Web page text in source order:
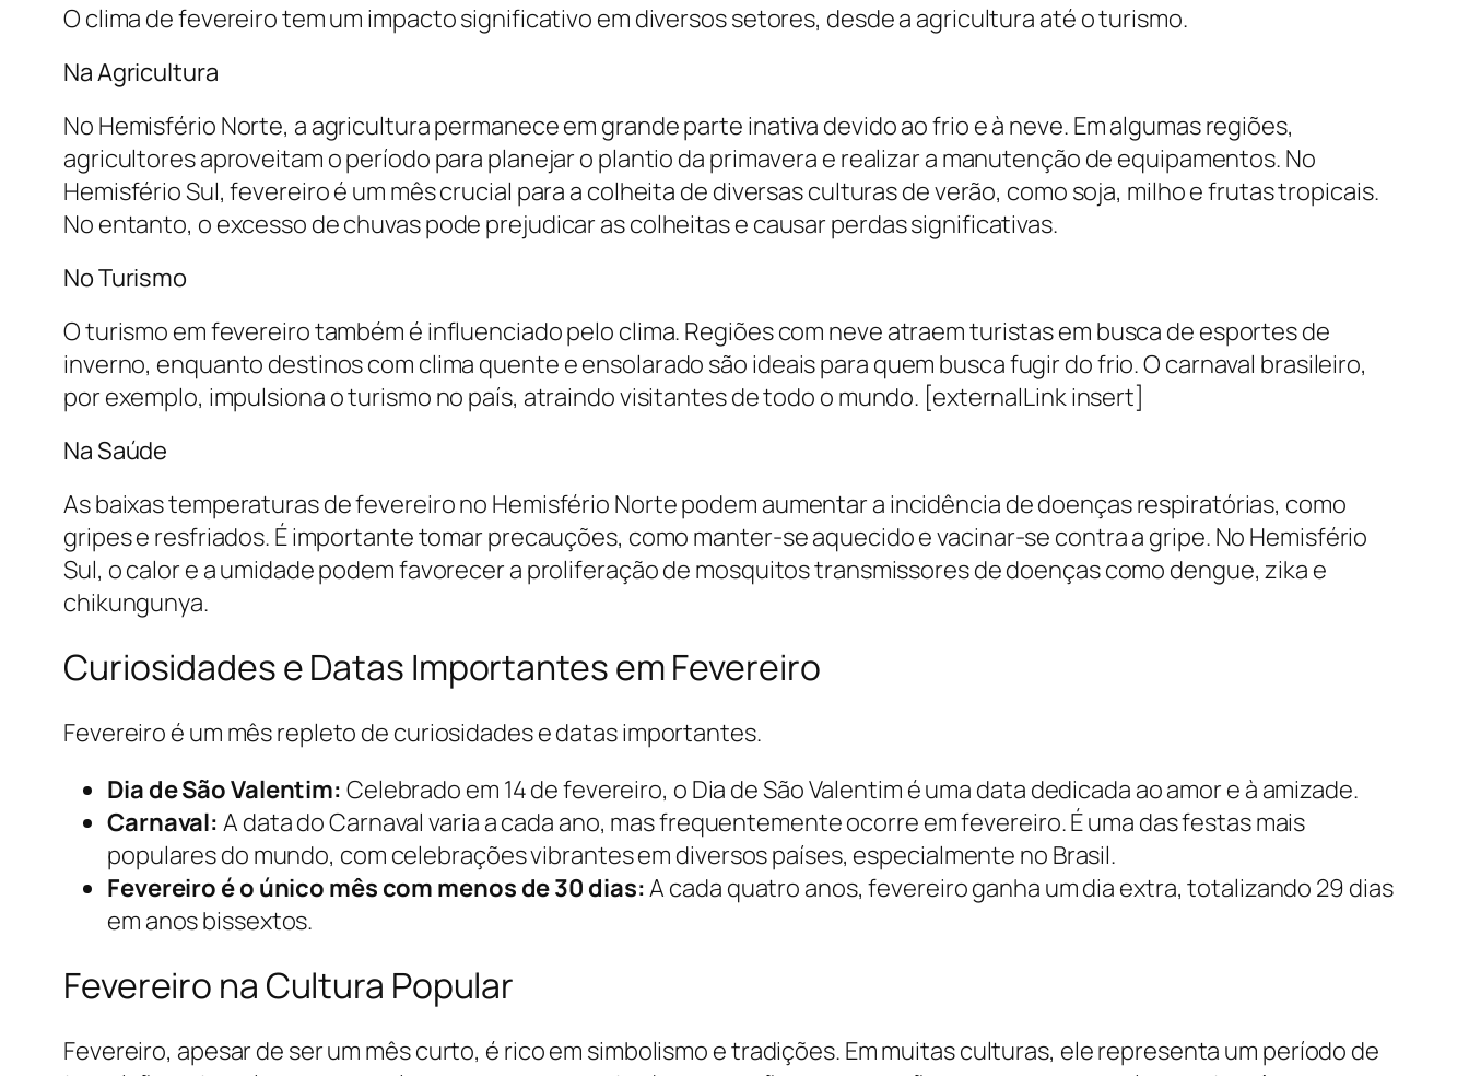
O clima de fevereiro tem um impacto significativo em diversos setores, desde a agricultura até o turismo.
Na Agricultura
No Hemisfério Norte, a agricultura permanece em grande parte inativa devido ao frio e à neve. Em algumas regiões,
agricultores aproveitam o período para planejar o plantio da primavera e realizar a manutenção de equipamentos. No
Hemisfério Sul, fevereiro é um mês crucial para a colheita de diversas culturas de verão, como soja, milho e frutas tropicais.
No entanto, o excesso de chuvas pode prejudicar as colheitas e causar perdas significativas.
No Turismo
O turismo em fevereiro também é influenciado pelo clima. Regiões com neve atraem turistas em busca de esportes de
inverno, enquanto destinos com clima quente e ensolarado são ideais para quem busca fugir do frio. O carnaval brasileiro,
por exemplo, impulsiona o turismo no país, atraindo visitantes de todo o mundo. [externalLink insert]
Na Saúde
As baixas temperaturas de fevereiro no Hemisfério Norte podem aumentar a incidência de doenças respiratórias, como
gripes e resfriados. É importante tomar precauções, como manter-se aquecido e vacinar-se contra a gripe. No Hemisfério
Sul, o calor e a umidade podem favorecer a proliferação de mosquitos transmissores de doenças como dengue, zika e
chikungunya.
Curiosidades e Datas Importantes em Fevereiro
Fevereiro é um mês repleto de curiosidades e datas importantes.
Dia de São Valentim: Celebrado em 14 de fevereiro, o Dia de São Valentim é uma data dedicada ao amor e à amizade.
Carnaval: A data do Carnaval varia a cada ano, mas frequentemente ocorre em fevereiro. É uma das festas mais
populares do mundo, com celebrações vibrantes em diversos países, especialmente no Brasil.
Fevereiro é o único mês com menos de 30 dias:A cada quatro anos, fevereiro ganha um dia extra, totalizando 29 dias
em anos bissextos.
Fevereiro na Cultura Popular
Fevereiro, apesar de ser um mês curto, é rico em simbolismo e tradições. Em muitas culturas, ele representa um período de